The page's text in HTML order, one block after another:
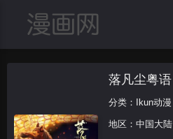
落凡尘粤语
分类： Ikun动漫
地区： 中国大陆